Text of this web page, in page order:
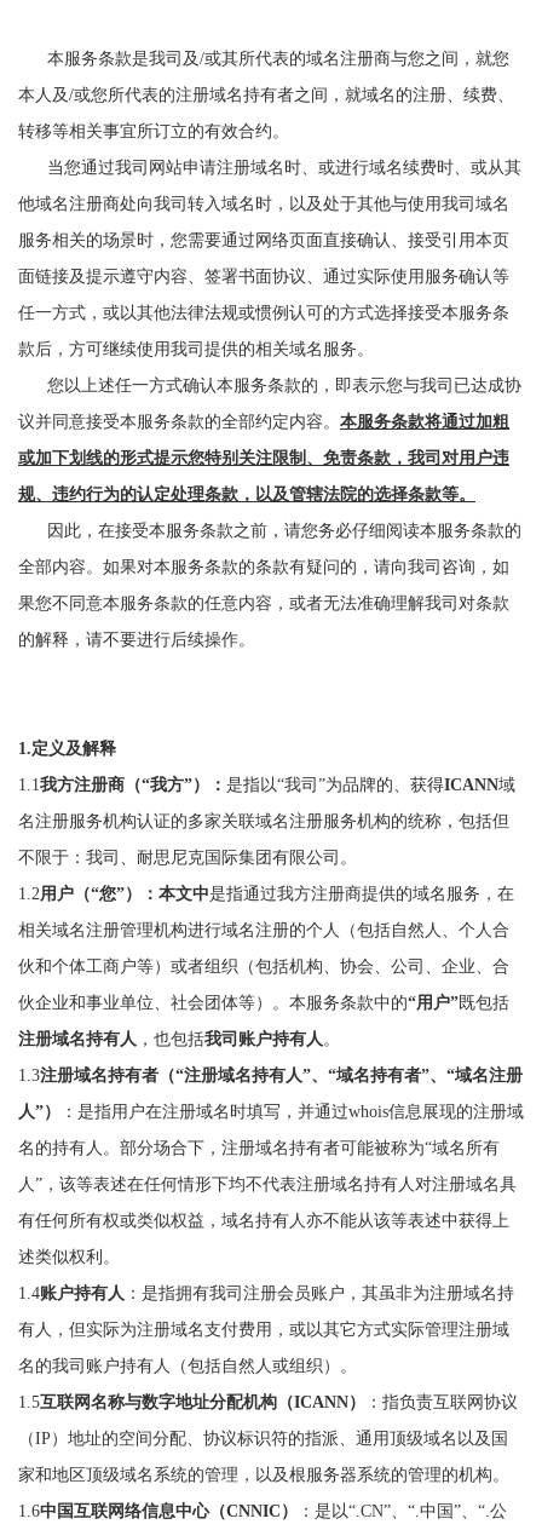
本服务条款是我司及/或其所代表的域名注册商与您之间，就您
本人及/或您所代表的注册域名持有者之间，就域名的注册、续费、
转移等相关事宜所订立的有效合约。
当您通过我司网站申请注册域名时、或进行域名续费时、或从其
他域名注册商处向我司转入域名时，以及处于其他与使用我司域名
服务相关的场景时，您需要通过网络页面直接确认、接受引用本页
面链接及提示遵守内容、签署书面协议、通过实际使用服务确认等
任一方式，或以其他法律法规或惯例认可的方式选择接受本服务条
款后，方可继续使用我司提供的相关域名服务。
您以上述任一方式确认本服务条款的，即表示您与我司已达成协
议并同意接受本服务条款的全部约定内容。 本服务条款将通过加粗
或加下划线的形式提示您特别关注限制、免责条款，我司对用户违
规、违约行为的认定处理条款，以及管辖法院的选择条款等。
因此，在接受本服务条款之前，请您务必仔细阅读本服务条款的
全部内容。如果对本服务条款的条款有疑问的，请向我司咨询，如
果您不同意本服务条款的任意内容，或者无法准确理解我司对条款
的解释，请不要进行后续操作。
1.定义及解释
1.1我方注册商（“我方”）： 是指以“我司”为品牌的、获得ICANN域
名注册服务机构认证的多家关联域名注册服务机构的统称，包括但
不限于：我司、耐思尼克国际集团有限公司。
1.2用户（“您”）：本文中是指通过我方注册商提供的域名服务，在
相关域名注册管理机构进行域名注册的个人（包括自然人、个人合
伙和个体工商户等）或者组织（包括机构、协会、公司、企业、合
伙企业和事业单位、社会团体等）。本服务条款中的“用户”既包括
注册域名持有人 ，也包括我司账户持有人。
1.3注册域名持有者（“注册域名持有人”、“域名持有者”、“域名注册
人”）
：是指用户在注册域名时填写，并通过whois信息展现的注册域
名的持有人。部分场合下，注册域名持有者可能被称为“域名所有
人”，该等表述在任何情形下均不代表注册域名持有人对注册域名具
有任何所有权或类似权益，域名持有人亦不能从该等表述中获得上
述类似权利。
1.4账户持有人 ：是指拥有我司注册会员账户，其虽非为注册域名持
有人，但实际为注册域名支付费用，或以其它方式实际管理注册域
名的我司账户持有人（包括自然人或组织）。
1.5互联网名称与数字地址分配机构（ICANN）
：指负责互联网协议
（IP）地址的空间分配、协议标识符的指派、通用顶级域名以及国
家和地区顶级域名系统的管理，以及根服务器系统的管理的机构。
1.6中国互联网络信息中心（CNNIC）
：是以“.CN”、“.中国”、“.公